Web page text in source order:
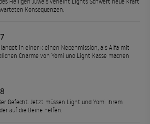
Konsequenzen.
landet in einer kleinen Nebenmission, als Alfa mit
Charme von Yomi und Light Kasse machen
Gefecht. Jetzt müssen Light und Yomi ihrem
auf die Beine helfen.